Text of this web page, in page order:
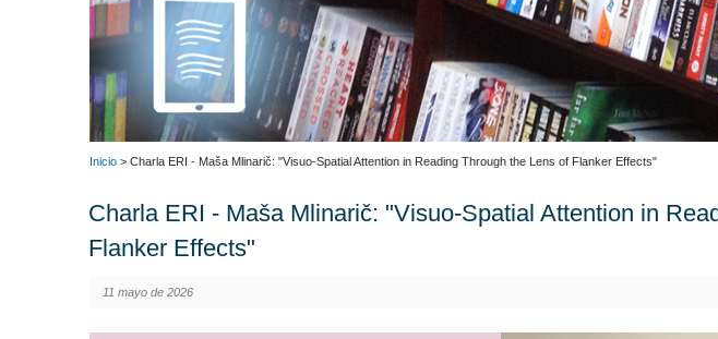
Inicio > Charla ERI - Maša Mlinarič: "Visuo-Spatial Attention in Reading Through the Lens of Flanker Effects"
Charla ERI - Maša Mlinarič: "Visuo-Spatial Attention in
Flanker Effects"
11 mayo de 2026